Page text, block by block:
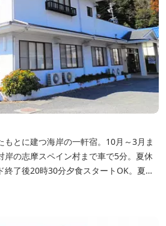
もとに建つ海岸の一軒宿。10月～3月ま
岸の志摩スペイン村まで車で5分。夏休
了後20時30分夕食スタートOK。夏ガ